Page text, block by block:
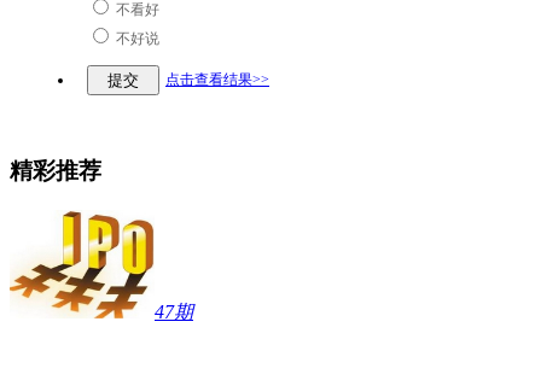
不看好
不好说
点击查看结果>>
精彩推荐
47期